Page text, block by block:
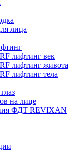
лица
лифтинг век
лифтинг живота
лифтинг тела
на лице
ФДТ REVIXAN